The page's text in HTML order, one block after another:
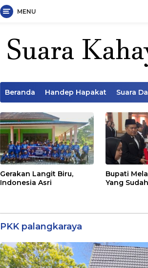
MENU
Beranda Handep Hapakat Suara
Gerakan Langit Biru,
Indonesia Asri
Bupati
Yang
PKK palangkaraya